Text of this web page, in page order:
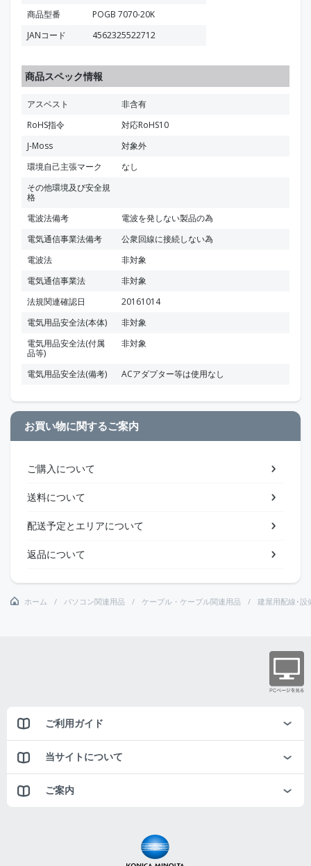
商品型番
POGB 7070-20K
JANコード
4562325522712
商品スペック情報
アスベスト
非含有
RoHS指令
対応RoHS10
J-Moss
対象外
環境自己主張マーク
なし
その他環境及び安全規
格
電波法備考
電波を発しない製品の為
電気通信事業法備考
公衆回線に接続しない為
電波法
非対象
電気通信事業法
非対象
法規関連確認日
20161014
電気用品安全法(本体)
非対象
電気用品安全法(付属
品等)
非対象
電気用品安全法(備考) ACアダプター等は使用なし
お買い物に関するご案内
ご購入について
送料について
配送予定とエリアについて
返品について
ホーム パソコン関連用品 ケーブル・ケーブル関連用品 建屋用配線･設
ご利用ガイド
当サイトについて
ご案内